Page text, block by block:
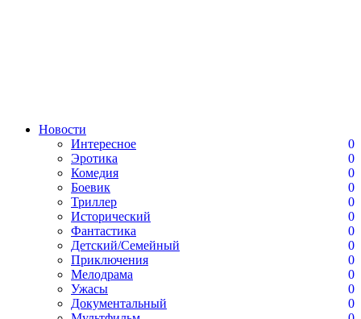
Новости
Интересное
0
Эротика
0
Комедия
0
Боевик
0
Триллер
0
Исторический
0
Фантастика
0
Детский/Семейный
0
Приключения
0
Мелодрама
0
Ужасы
0
Документальный
0